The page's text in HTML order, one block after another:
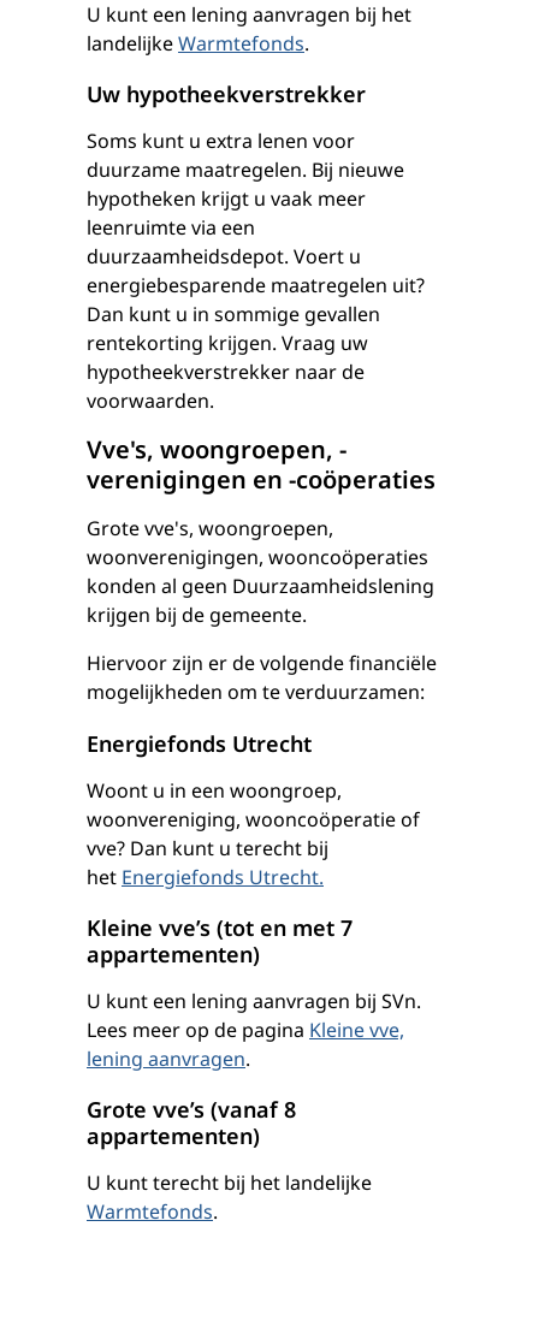
U kunt een lening aanvragen bij het
landelijkeWarmtefonds.
Uw hypotheekverstrekker
Soms kunt u extra lenen voor
duurzame maatregelen. Bij nieuwe
hypotheken krijgt u vaak meer
leenruimte via een
duurzaamheidsdepot. Voert u
energiebesparende maatregelen uit?
Dan kunt u in sommige gevallen
rentekorting krijgen. Vraag uw
hypotheekverstrekker naar de
voorwaarden.
Vve's, woongroepen, -
verenigingen en -coöperaties
Grote vve's, woongroepen,
woonverenigingen, wooncoöperaties
konden al geen Duurzaamheidslening
krijgen bij de gemeente.
Hiervoor zijn er de volgende financiële
mogelijkheden om te verduurzamen:
Energiefonds Utrecht
Woont u in een woongroep,
woonvereniging, wooncoöperatie of
vve? Dan kunt u terecht bij
het Energiefonds Utrecht.
Kleine vve’s (tot en met 7
appartementen)
U kunt een lening aanvragen bij SVn.
Lees meer op de pagina Kleine vve,
lening aanvragen.
Grote vve’s (vanaf 8
appartementen)
U kunt terecht bij het landelijke
Warmtefonds.